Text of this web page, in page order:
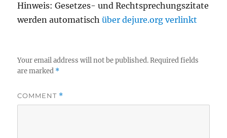
Hinweis: Gesetzes- und Rechtsprechungszitate
werden automatischüber dejure.org verlinkt
Your email address will not be published. Required fields
are marked *
COMMENT *